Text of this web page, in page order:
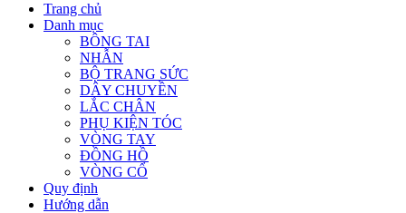
Trang chủ
Danh mục
BÔNG TAI
NHẪN
BỘ TRANG SỨC
DÂY CHUYỀN
LẮC CHÂN
PHỤ KIỆN TÓC
VÒNG TAY
ĐỒNG HỒ
VÒNG CỔ
Quy định
Hướng dẫn